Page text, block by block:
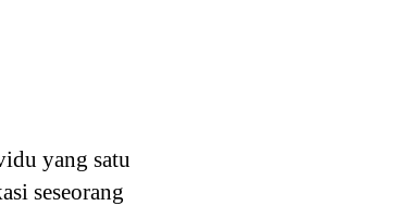
yang satu
seseorang